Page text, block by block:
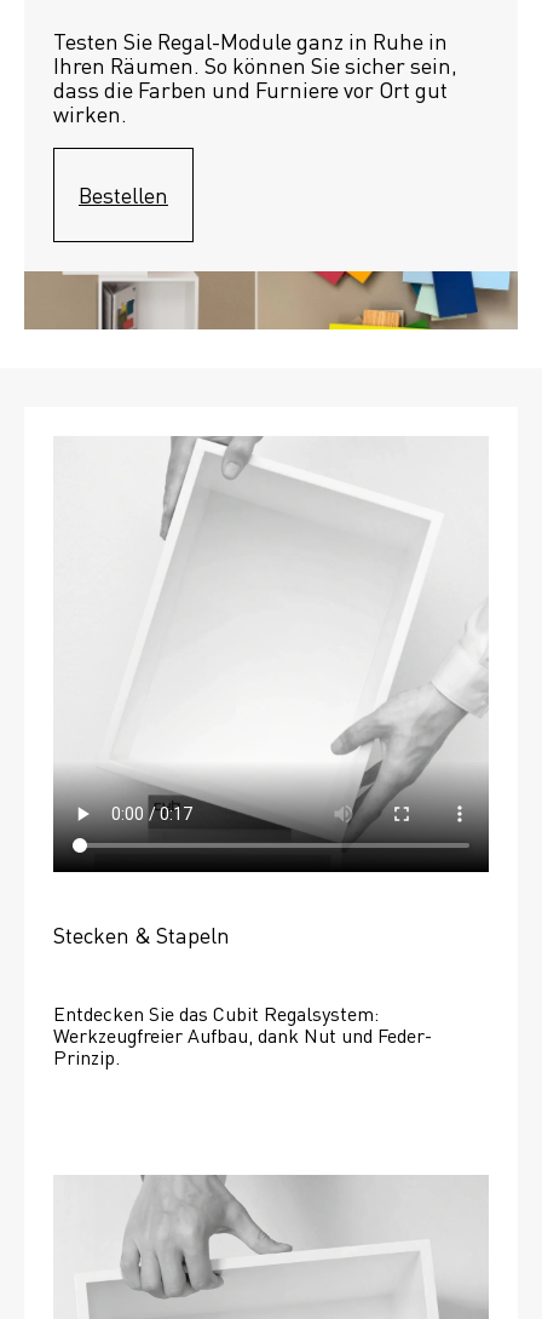
Testen Sie Regal-Module ganz in Ruhe in
Ihren Räumen. So können Sie sicher sein,
dass die Farben und Furniere vor Ort gut
wirken.
Bestellen
Stecken & Stapeln
Entdecken Sie das Cubit Regalsystem:
Werkzeugfreier Aufbau, dank Nut und Feder-
Prinzip.